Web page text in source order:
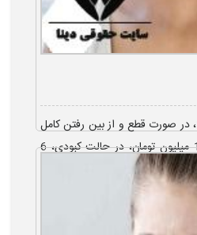
نرخ دیه زبان در سال 1405، در صورت قطع و از بین رفتن کامل
زبان، مبلغ 2 میلیارد و 100 میلیون تومان، در حالت کبودی، 6